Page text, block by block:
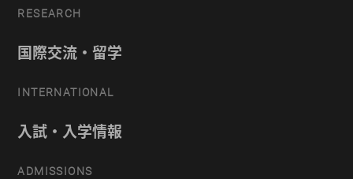
RESEARCH
国際交流・留学
INTERNATIONAL
入試・入学情報
ADMISSIONS